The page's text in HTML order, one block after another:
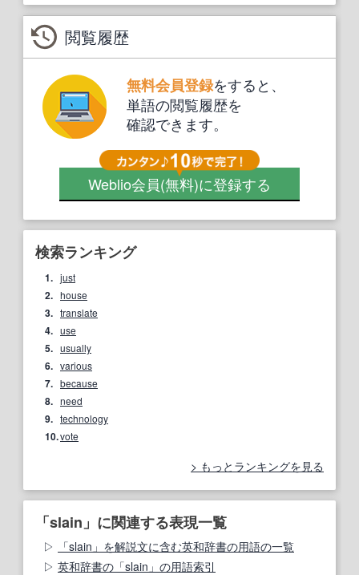
閲覧履歴
無料会員登録をすると、
単語の閲覧履歴を
確認できます。
Weblio会員(無料)に登録する
検索ランキング
1. just
2. house
3. translate
4. use
5. usually
6. various
7. because
8. need
9. technology
10.vote
もっとランキングを見る
「slain」に関連する表現一覧
「slain」を解説文に含む英和辞書の用語の一覧
英和辞書の「slain」の用語索引